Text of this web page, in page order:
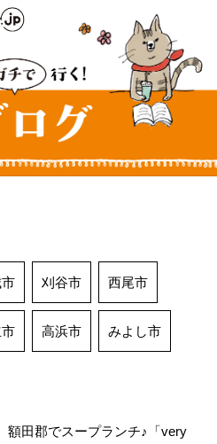
刈谷市 西尾市
高浜市 みよし市
額田郡でスープランチ♪「very